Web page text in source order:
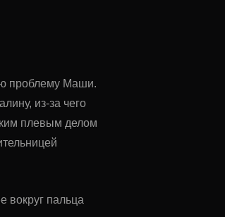
проблему Маши.
из-за чего
плевым делом
вокруг пальца